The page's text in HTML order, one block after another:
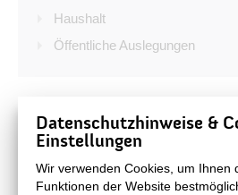
Bürgerinformation
Stadtverwaltung
Haushalt
Öffentliche Auslegungen
Teilen auf
Datenschutzhinweise &
Einstellungen
Wir verwenden Cookies, um Ihnen
Funktionen der Website